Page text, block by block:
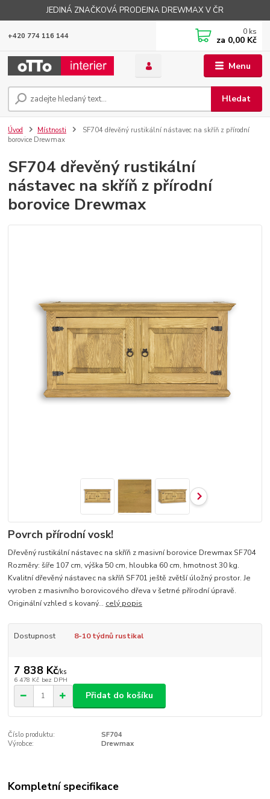
JEDINÁ ZNAČKOVÁ PRODEJNA DREWMAX V ČR
Menu
Hledat
+420 774 116 144 0 ks
za 0,00 Kč
Úvod Místnosti
SF704 dřevěný rustikální nástavec na skříň z přírodní
borovice Drewmax
SF704 dřevěný rustikální
nástavec na skříň z přírodní
borovice Drewmax
Povrch přírodní vosk!
Dřevěný rustikální nástavec na skříň z masivní borovice Drewmax SF704
Rozměry: šíře 107 cm, výška 50 cm, hloubka 60 cm, hmotnost 30 kg.
Kvalitní dřevěný nástavec na skříň SF701 ještě zvětší úložný prostor. Je
vyroben z masivního borovicového dřeva v šetrné přírodní úpravě.
Originální vzhled s kovaný... celý popis
Dostupnost 8-10 týdnů rustikal
7 838 Kč/ks
6 478 Kč bez DPH
Přidat do košíku
Číslo produktu:
SF704
Výrobce:
Drewmax
Kompletní specifikace